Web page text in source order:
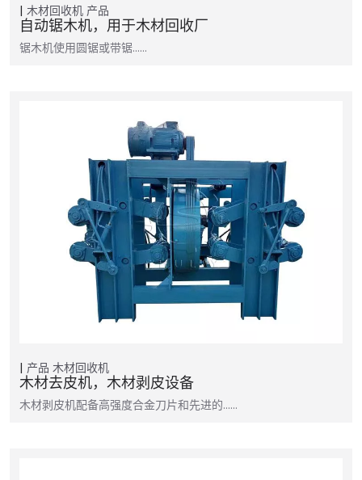
木材回收机 产品
自动锯木机，用于木材回收厂
锯木机使用圆锯或带锯……
产品 木材回收机
木材去皮机，木材剥皮设备
木材剥皮机配备高强度合金刀片和先进的……